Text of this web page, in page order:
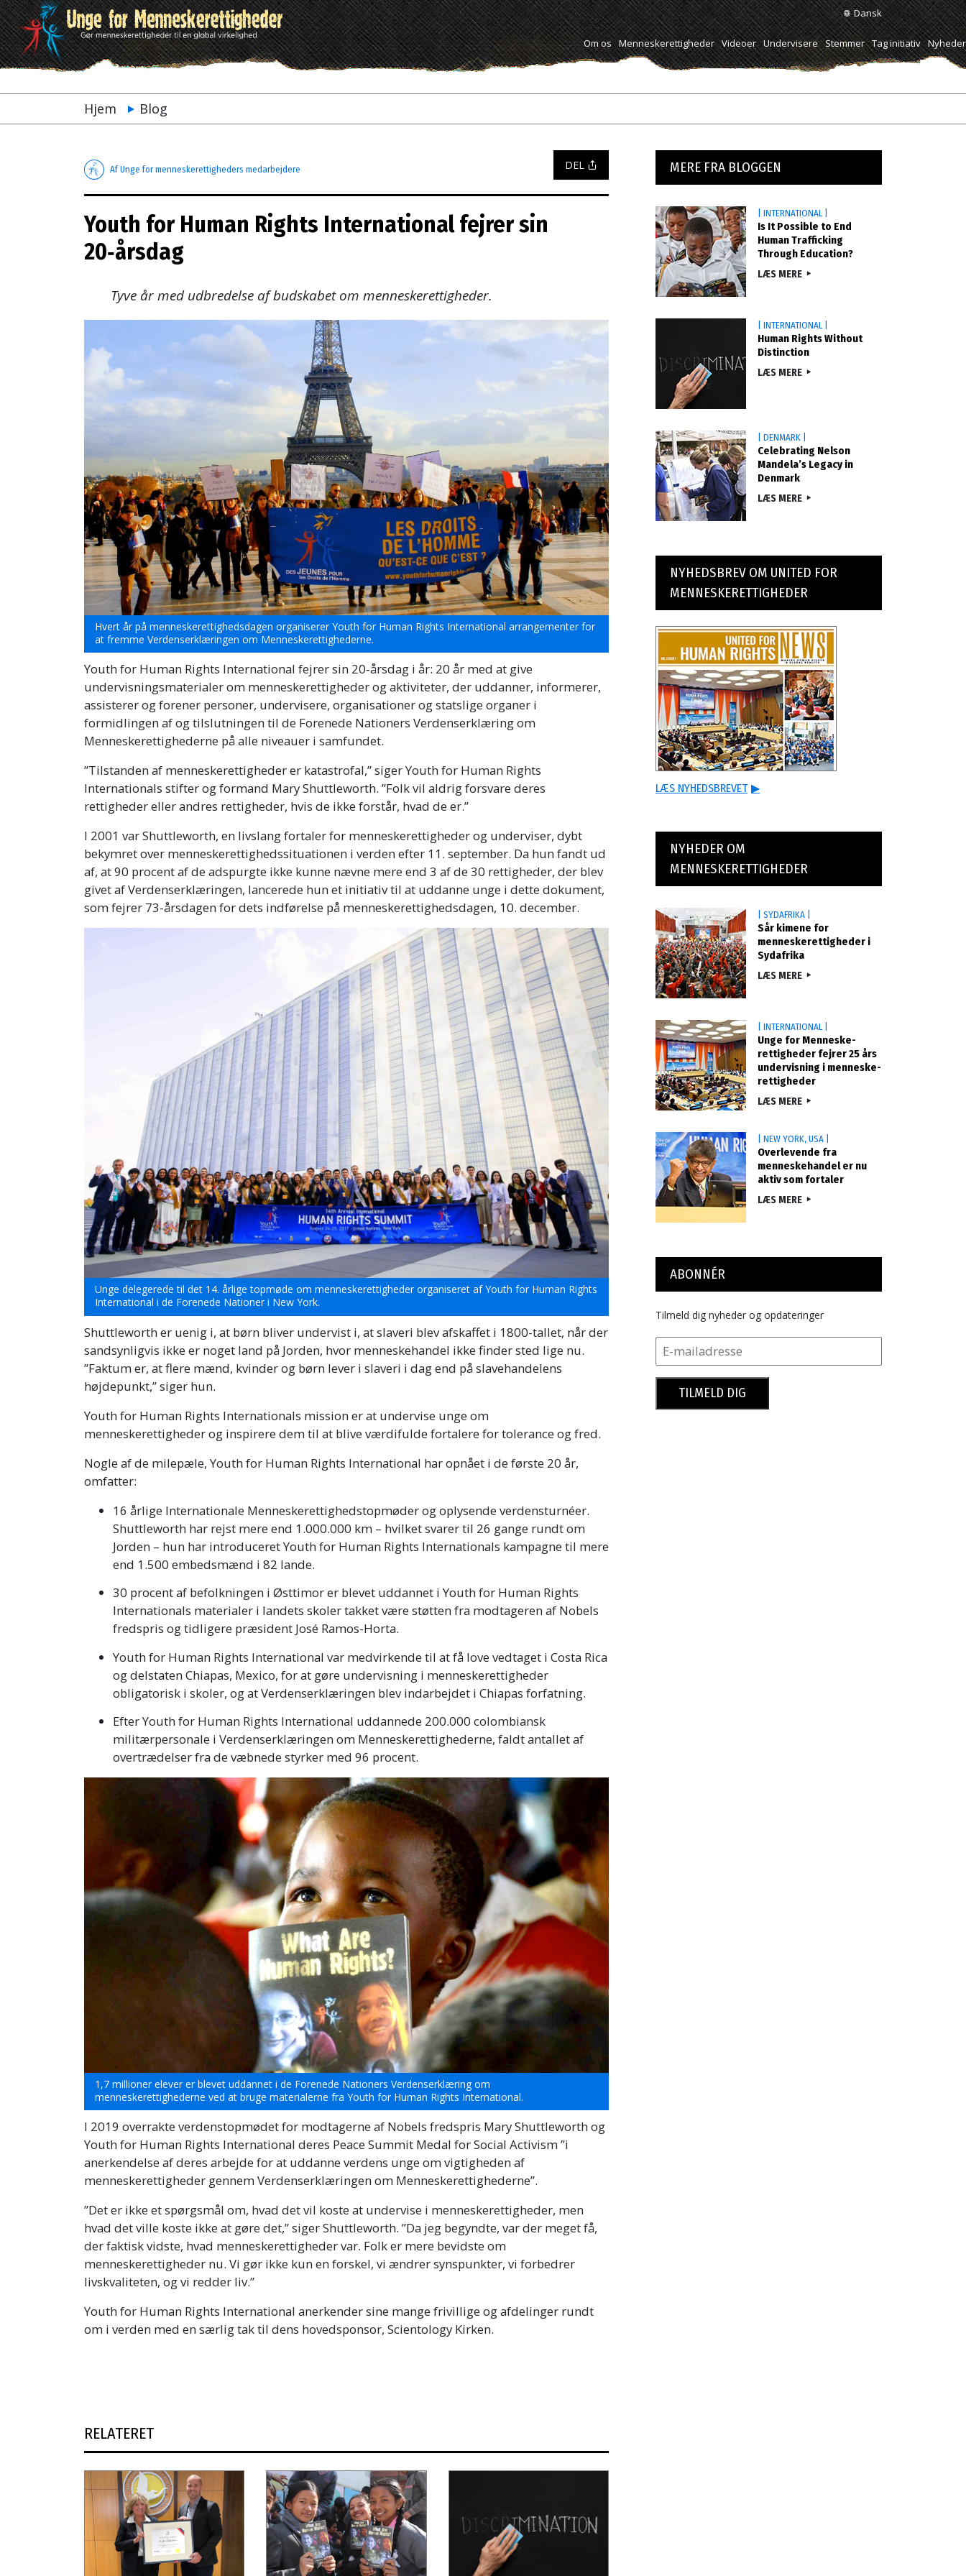
Dansk
Om os Menneskerettigheder Videoer Undervisere Stemmer Tag initiativ Nyheder
Hjem Blog
Af Unge for menneskerettigheders medarbejdere DEL
Youth for Human Rights International fejrer sin
20‑årsdag
Tyve år med udbredelse af budskabet om menneskerettigheder.
Hvert år på menneskerettighedsdagen organiserer Youth for Human Rights International arrangementer for
at fremme Verdenserklæringen om Menneskerettighederne.
Youth for Human Rights International fejrer sin 20‑årsdag i år: 20 år med at give
undervisningsmaterialer om menneskerettigheder og aktiviteter, der uddanner, informerer,
assisterer og forener personer, undervisere, organisationer og statslige organer i
formidlingen af og tilslutningen til de Forenede Nationers Verdenserklæring om
Menneskerettighederne på alle niveauer i samfundet.
”Tilstanden af menneskerettigheder er katastrofal,” siger Youth for Human Rights
Internationals stifter og formand Mary Shuttleworth. ”Folk vil aldrig forsvare deres
rettigheder eller andres rettigheder, hvis de ikke forstår, hvad de er.”
I 2001 var Shuttleworth, en livslang fortaler for menneskerettigheder og underviser, dybt
bekymret over menneskerettighedssituationen i verden efter 11. september. Da hun fandt ud
af, at 90 procent af de adspurgte ikke kunne nævne mere end 3 af de 30 rettigheder, der blev
givet af Verdenserklæringen, lancerede hun et initiativ til at uddanne unge i dette dokument,
som fejrer 73-årsdagen for dets indførelse på menneskerettighedsdagen, 10. december.
Unge delegerede til det 14. årlige topmøde om menneskerettigheder organiseret af Youth for Human Rights
International i de Forenede Nationer i New York.
Shuttleworth er uenig i, at børn bliver undervist i, at slaveri blev afskaffet i 1800-tallet, når der
sandsynligvis ikke er noget land på Jorden, hvor menneskehandel ikke finder sted lige nu.
”Faktum er, at flere mænd, kvinder og børn lever i slaveri i dag end på slavehandelens
højdepunkt,” siger hun.
Youth for Human Rights Internationals mission er at undervise unge om
menneskerettigheder og inspirere dem til at blive værdifulde fortalere for tolerance og fred.
Nogle af de milepæle, Youth for Human Rights International har opnået i de første 20 år,
omfatter:
16 årlige Internationale Menneskerettighedstopmøder og oplysende verdensturnéer.
Shuttleworth har rejst mere end 1.000.000 km – hvilket svarer til 26 gange rundt om
Jorden – hun har introduceret Youth for Human Rights Internationals kampagne til mere
end 1.500 embedsmænd i 82 lande.
30 procent af befolkningen i Østtimor er blevet uddannet i Youth for Human Rights
Internationals materialer i landets skoler takket være støtten fra modtageren af Nobels
fredspris og tidligere præsident José Ramos-Horta.
Youth for Human Rights International var medvirkende til at få love vedtaget i Costa Rica
og delstaten Chiapas, Mexico, for at gøre undervisning i menneskerettigheder
obligatorisk i skoler, og at Verdenserklæringen blev indarbejdet i Chiapas forfatning.
Efter Youth for Human Rights International uddannede 200.000 colombiansk
militærpersonale i Verdenserklæringen om Menneskerettighederne, faldt antallet af
overtrædelser fra de væbnede styrker med 96 procent.
1,7 millioner elever er blevet uddannet i de Forenede Nationers Verdenserklæring om
menneskerettighederne ved at bruge materialerne fra Youth for Human Rights International.
I 2019 overrakte verdenstopmødet for modtagerne af Nobels fredspris Mary Shuttleworth og
Youth for Human Rights International deres Peace Summit Medal for Social Activism ”i
anerkendelse af deres arbejde for at uddanne verdens unge om vigtigheden af
menneskerettigheder gennem Verdenserklæringen om Menneskerettighederne”.
”Det er ikke et spørgsmål om, hvad det vil koste at undervise i menneskerettigheder, men
hvad det ville koste ikke at gøre det,” siger Shuttleworth. ”Da jeg begyndte, var der meget få,
der faktisk vidste, hvad menneskerettigheder var. Folk er mere bevidste om
menneskerettigheder nu. Vi gør ikke kun en forskel, vi ændrer synspunkter, vi forbedrer
livskvaliteten, og vi redder liv.”
Youth for Human Rights International anerkender sine mange frivillige og afdelinger rundt
om i verden med en særlig tak til dens hovedsponsor, Scientology Kirken.
RELATERET
MERE FRA BLOGGEN
| INTERNATIONAL |
Is It Possible to End
Human Trafficking
Through Education?
LÆS MERE
| INTERNATIONAL |
Human Rights Without
Distinction
LÆS MERE
| DENMARK |
Celebrating Nelson
Mandela’s Legacy in
Denmark
LÆS MERE
NYHEDSBREV OM UNITED FOR
MENNESKERETTIGHEDER
LÆS NYHEDSBREVET ▶
NYHEDER OM
MENNESKERETTIGHEDER
| SYDAFRIKA |
Sår kimene for
menneskerettigheder i
Sydafrika
LÆS MERE
| INTERNATIONAL |
Unge for Menneske­
rettigheder fejrer 25 års
undervisning i menneske­
rettigheder
LÆS MERE
| NEW YORK, USA |
Overlevende fra
menneskehandel er nu
aktiv som fortaler
LÆS MERE
ABONNÉR
Tilmeld dig nyheder og opdateringer
TILMELD DIG